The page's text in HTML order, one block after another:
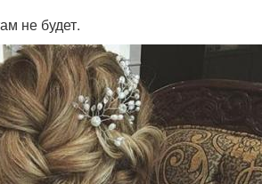
не будет.